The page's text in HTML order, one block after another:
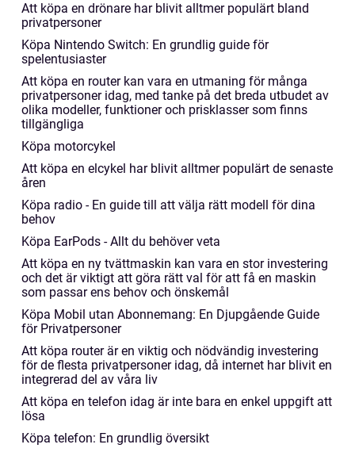
Att köpa en drönare har blivit alltmer populärt bland
privatpersoner
Köpa Nintendo Switch: En grundlig guide för
spelentusiaster
Att köpa en router kan vara en utmaning för många
privatpersoner idag, med tanke på det breda utbudet av
olika modeller, funktioner och prisklasser som finns
tillgängliga
Köpa motorcykel
Att köpa en elcykel har blivit alltmer populärt de senaste
åren
Köpa radio - En guide till att välja rätt modell för dina
behov
Köpa EarPods - Allt du behöver veta
Att köpa en ny tvättmaskin kan vara en stor investering
och det är viktigt att göra rätt val för att få en maskin
som passar ens behov och önskemål
Köpa Mobil utan Abonnemang: En Djupgående Guide
för Privatpersoner
Att köpa router är en viktig och nödvändig investering
för de flesta privatpersoner idag, då internet har blivit en
integrerad del av våra liv
Att köpa en telefon idag är inte bara en enkel uppgift att
lösa
Köpa telefon: En grundlig översikt